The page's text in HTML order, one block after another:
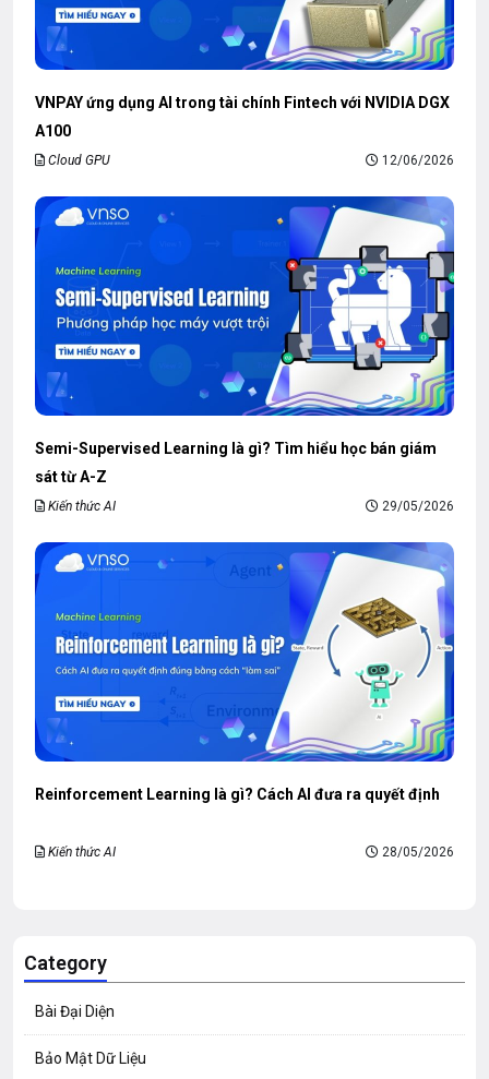
VNPAY ứng dụng AI trong tài chính Fintech với NVIDIA DGX
A100
Cloud GPU 12/06/2026
Semi-Supervised Learning là gì? Tìm hiểu học bán giám
sát từ A-Z
Kiến thức AI 29/05/2026
Reinforcement Learning là gì? Cách AI đưa ra quyết định
Kiến thức AI 28/05/2026
Category
Bài Đại Diện
Bảo Mật Dữ Liệu